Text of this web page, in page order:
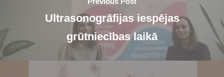
Ultrasonogrāfijas iespējas
grūtniecības laikā